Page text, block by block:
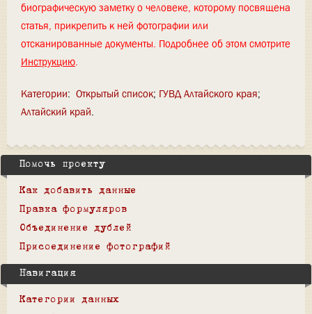
биографическую заметку о человеке, которому посвящена
статья, прикрепить к ней фотографии или
отсканированные документы. Подробнее об этом смотрите
Инструкцию.
Категории: Открытый список ГУВД Алтайского края
Алтайский край
Помочь проекту
Как добавить данные
Правка формуляров
Объединение дублей
Присоединение фотографий
Навигация
Категории данных